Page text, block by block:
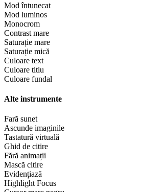
Mod întunecat
Mod luminos
Monocrom
Contrast mare
Saturație mare
Saturație mică
Culoare text
Culoare titlu
Culoare fundal
Alte instrumente
Fară sunet
Ascunde imaginile
Tastatură virtuală
Ghid de citire
Fără animații
Mască citire
Evidențiază
Highlight Focus